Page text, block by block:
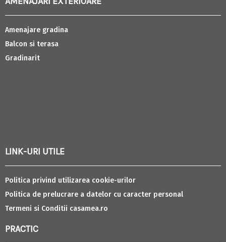
Amenajare gradina
Balcon si terasa
Gradinarit
LINK-URI UTILE
Politica privind utilizarea cookie-urilor
Politica de prelucrare a datelor cu caracter personal
Termeni si Conditii casamea.ro
PRACTIC